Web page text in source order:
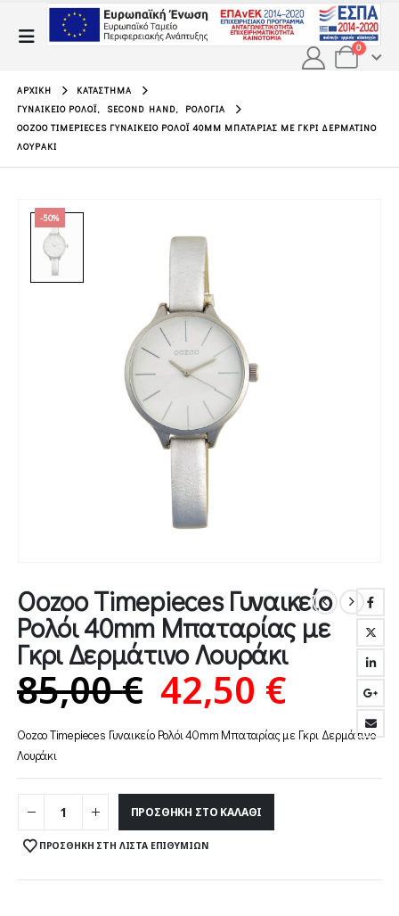
0
ΑΡΧΙΚΉ
ΚΑΤΆΣΤΗΜΑ
ΓΥΝΑΙΚΕΊΟ ΡΟΛΌΙ, SECOND HAND,
ΡΟΛΌΓΙΑ
OOZOO TIMEPIECES ΓΥΝΑΙΚΕΊΟ ΡΟΛΌΙ 40MM ΜΠΑΤΑΡΊΑΣ ΜΕ ΓΚΡΙ ΔΕΡΜΆΤΙΝΟ
ΛΟΥΡΆΚΙ
-50%
Oozoo Timepieces Γυναικείο
Ρολόι 40mm Μπαταρίας με
Γκρι Δερμάτινο Λουράκι
85,00€ Original
price
was:
85,00 €.
42,50 €Η
τιμή
Oozoo Timepieces Γυναικείο Ρολόι 40mm Μπαταρίας με Γκρι Δερμάτινο
Λουράκι
ΠΡΟΣΘΉΚΗ ΣΤΟ ΚΑΛΆΘΙ
ΠΡΟΣΘΉΚΗ ΣΤΗ ΛΊΣΤΑ ΕΠΙΘΥΜΙΏΝ